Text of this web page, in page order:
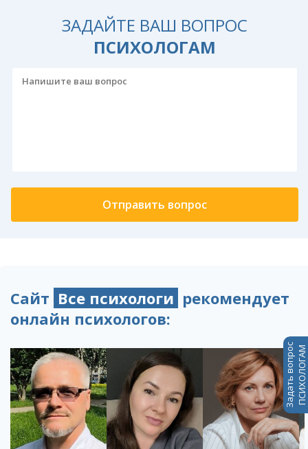
ЗАДАЙТЕ ВАШ ВОПРОС
ПСИХОЛОГАМ
Сайт Все психологи рекомендует
онлайн психологов:
Задать вопросПСИХОЛОГАМ